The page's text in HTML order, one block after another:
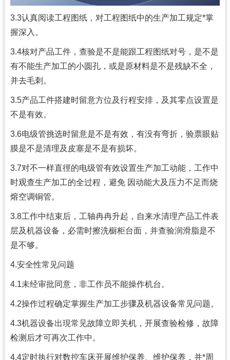
3.3认真阅读工程图纸，对工程图纸中的生产加工规定*掌
握深入。
3.4核对产品工件，查验是不是能跟工程图纸对号，是不是
有不能生产加工的小圆孔，或是原材料是不是残缺不全，
并去毛刺。
3.5产品工件搭建时留意方位及行程安排，及其零点设置是
不是有效。
3.6电级管挑选时留意是不是有效，有没有弯折，验票眼贴
膜是不是清理及皮塞是不是有损坏。
3.7对不一样直徑的电级管有效设置生产加工动能，工作中
时观查生产加工的全过程，避免 因动能大及压力不足而烧
熔空调铜管。
3.8工作中结束后，工轴冉冉升起，自来水清理产品工件表
层及机器设备，必需时擦洗橱柜台面，并查验润滑脂是不
是不够。
4.安全性常见问题
4.1未经审批同意，非工作员不能操作机台。
4.2操作过程确定掌握生产加工步骤及机器设备常见问题。
4.3机器设备出現常见故障立即关机，开展查验检修，故障
检测后才可再次工作中。
4.4定时执行对数控车床开展维护保养、维护保养，并*周